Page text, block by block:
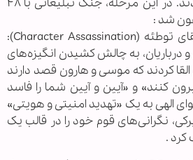
«رهایی بنی‌اسرائیل» بودند. در این مرحله، جنگ تبلیغاتی با ۴۸
شد :
۱. تخریب شخصیت و القای توطئه (Character Assassination):
به چالش کشیدن انگیزه‌های
کردند که موسی و هارون قصد دارند
کنند» و «آیین و آیین شما را فاسد
الهی به یک «تهدید امنیتی و هویتی»
نگرانی‌های قوم خود را در قالب یک
.